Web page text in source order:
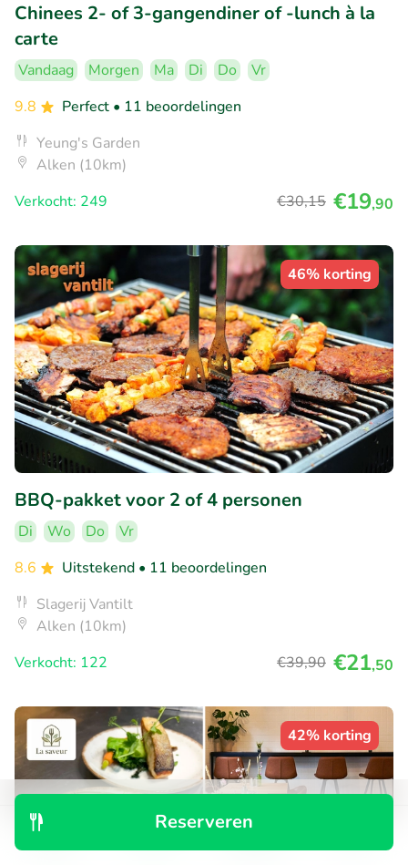
Reserveren
Chinees 2- of 3-gangendiner of -lunch à la
carte
Vandaag Morgen Ma Di Do
Vr
9.8
Perfect • 11 beoordelingen
Yeung's Garden
Alken (10km)
Verkocht: 249
€30,15 €19,90
46% korting
BBQ-pakket voor 2 of 4 personen
Di Wo Do
Vr
8.6
Uitstekend • 11 beoordelingen
Slagerij Vantilt
Alken (10km)
Verkocht: 122
€39,90 €21,50
42% korting